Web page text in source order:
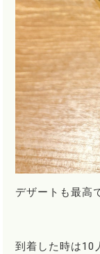
デザートも最高
到着した時は10